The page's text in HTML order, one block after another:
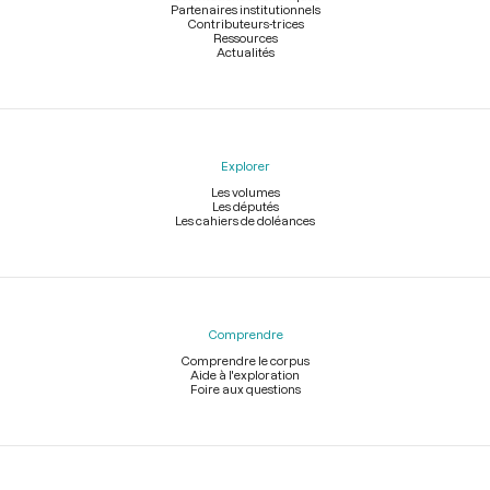
Partenaires institutionnels
Contributeurs-trices
Ressources
Actualités
Explorer
Les volumes
Les députés
Les cahiers de doléances
Comprendre
Comprendre le corpus
Aide à l'exploration
Foire aux questions